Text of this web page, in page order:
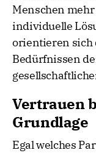
Menschen
individuelle
orientieren sich
Bedürfnissen
Vertrauen
Grundlage
Egal welches